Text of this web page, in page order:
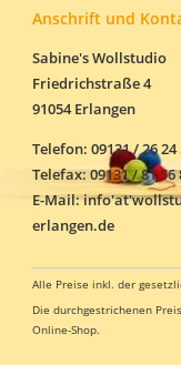
Anschrift und
Sabine's Wollstudio
Friedrichstraße 4
91054 Erlangen
Telefon: 09131 / 26 24
Telefax: 09131 / 81 56
E-Mail:
erlangen.de
Alle Preise inkl. der
Die durchgestrichenen
Online-Shop.